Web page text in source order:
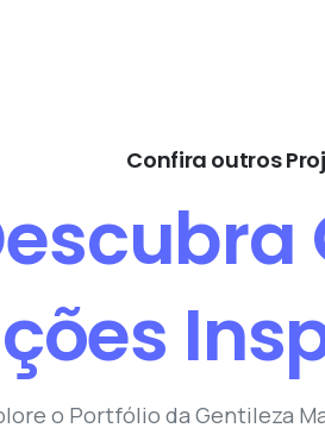
Confira outros
o Portfólio da Gentileza